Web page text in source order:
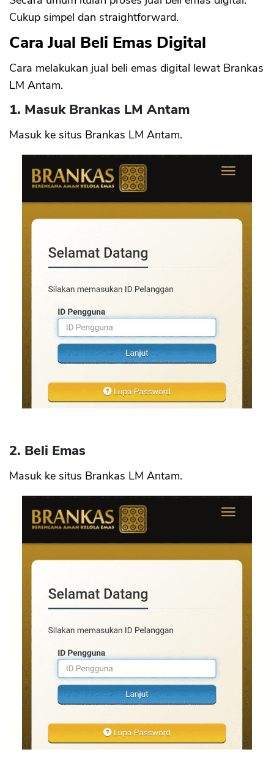
Cukup simpel dan straightforward.
Cara Jual Beli Emas Digital
Cara melakukan jual beli emas digital lewat Brankas
LM Antam.
1. Masuk Brankas LM Antam
Masuk ke situs Brankas LM Antam.
2. Beli Emas
Masuk ke situs Brankas LM Antam.